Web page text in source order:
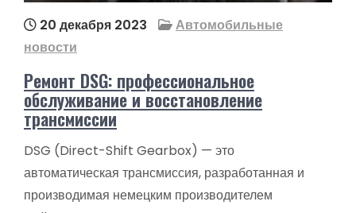
20 декабря 2023
Автомобильные
новости
Ремонт DSG: профессиональное
обслуживание и восстановление
трансмиссии
DSG (Direct-Shift Gearbox) — это
автоматическая трансмиссия, разработанная и
производимая немецким производителем